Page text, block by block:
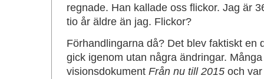
regnade. Han kallade oss flickor. Jag är
tio år äldre än jag. Flickor?
Förhandlingarna då? Det blev faktiskt en
gick igenom utan några ändringar.
visionsdokument Från nu till 2015och var